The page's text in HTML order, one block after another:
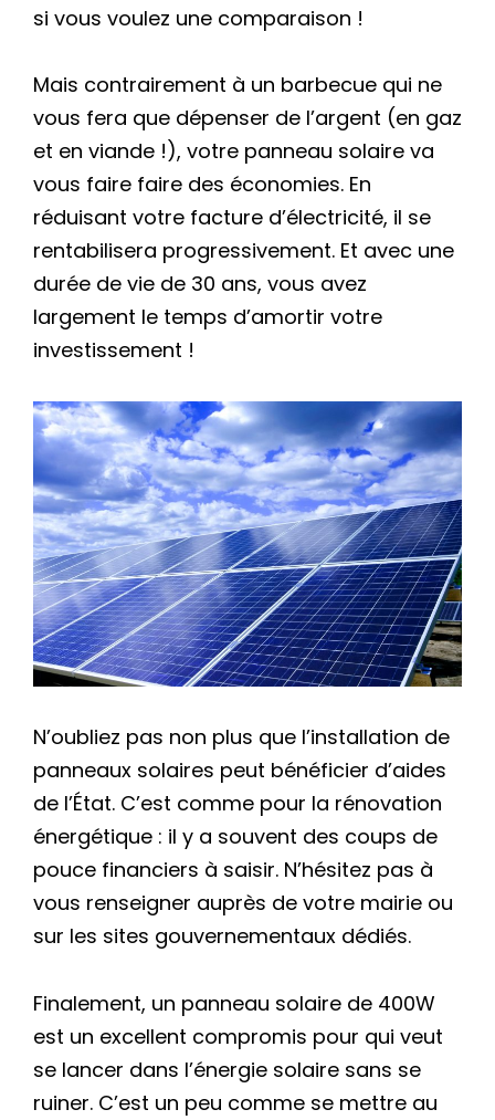
si vous voulez une comparaison !
Mais contrairement à un barbecue qui ne
vous fera que dépenser de l’argent (en gaz
et en viande !), votre panneau solaire va
vous faire faire des économies. En
réduisant votre facture d’électricité, il se
rentabilisera progressivement. Et avec une
durée de vie de 30 ans, vous avez
largement le temps d’amortir votre
investissement !
N’oubliez pas non plus que l’installation de
panneaux solaires peut bénéficier d’aides
de l’État. C’est comme pour la rénovation
énergétique : il y a souvent des coups de
pouce financiers à saisir. N’hésitez pas à
vous renseigner auprès de votre mairie ou
sur les sites gouvernementaux dédiés.
Finalement, un panneau solaire de 400W
est un excellent compromis pour qui veut
se lancer dans l’énergie solaire sans se
ruiner. C’est un peu comme se mettre au